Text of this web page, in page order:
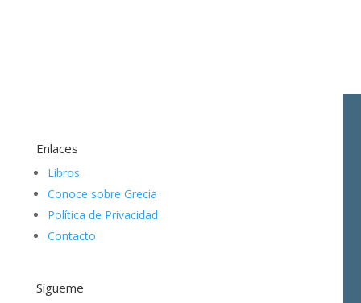
Enlaces
Libros
Conoce sobre Grecia
Política de Privacidad
Contacto
Sígueme